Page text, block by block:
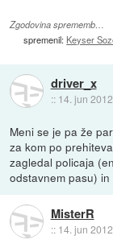
Zgodovina sprememb…
spremenil: Keyser
driver_x
:: 14. jun
Meni se je pa že
za kom po
zagledal policaja
odstavnem pasu)
MisterR
:: 14. jun